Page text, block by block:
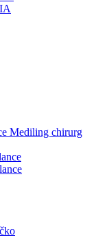
Mediling chirurg